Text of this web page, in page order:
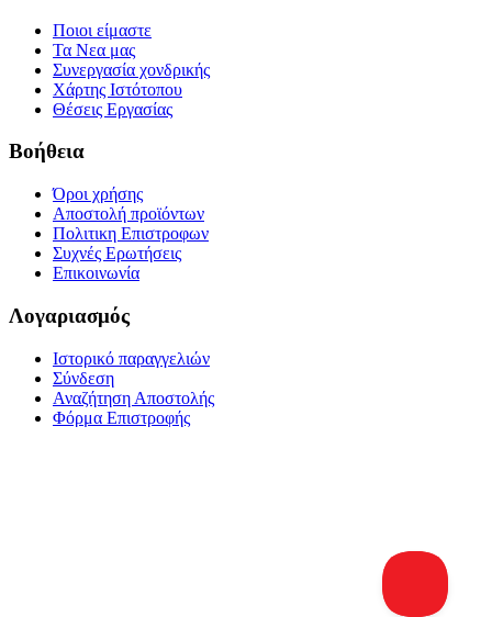
Ποιοι είμαστε
Τα Νεα μας
Συνεργασία χονδρικής
Χάρτης Ιστότοπου
Θέσεις Εργασίας
Βοήθεια
Όροι χρήσης
Αποστολή προϊόντων
Πολιτικη Επιστροφων
Συχνές Ερωτήσεις
Επικοινωνία
Λογαριασμός
Ιστορικό παραγγελιών
Σύνδεση
Αναζήτηση Αποστολής
Φόρμα Επιστροφής